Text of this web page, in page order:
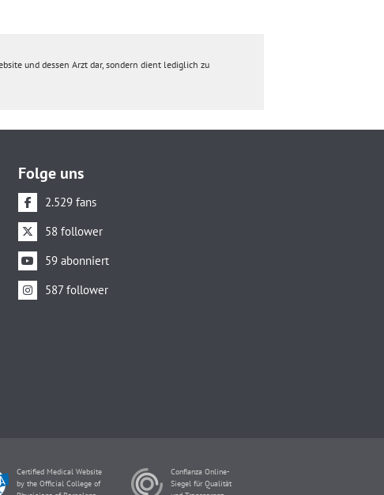
und dessen Arzt dar, sondern dient lediglich zu
Folge uns
2.529 fans
58 follower
59 abonniert
587 follower
Certified Medical Website
by the Official College of
Confianza Online-
Siegel für Qualität